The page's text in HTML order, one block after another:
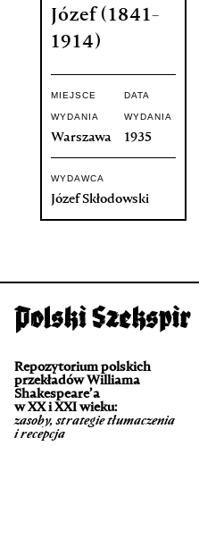
Józef (1841-
1914)
MIEJSCE
WYDANIA
Warszawa
DATA
WYDANIA
1935
WYDAWCA
Józef Skłodowski
Repozytorium polskich
przekładów Williama
Shakespeare’a
w XX i XXI wieku:
zasoby, strategie tłumaczenia
i recepcja